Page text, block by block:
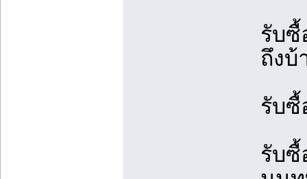
รับซื้
ถึงบ้
รับซื้
รับซื้